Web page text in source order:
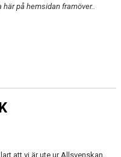
på hemsidan framöver..
att vi är ute ur Allsvenskan.